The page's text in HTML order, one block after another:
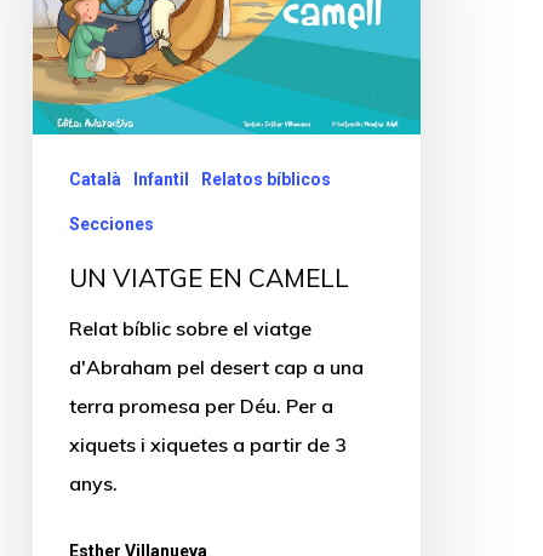
Català Infantil Relatos bíblicos
Secciones
UN VIATGE EN CAMELL
Relat bíblic sobre el viatge
d'Abraham pel desert cap a una
terra promesa per Déu. Per a
xiquets i xiquetes a partir de 3
anys.
Esther Villanueva